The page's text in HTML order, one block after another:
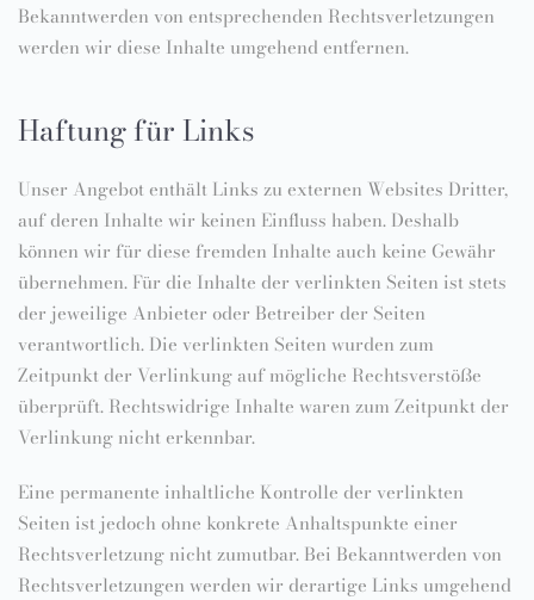
Bekanntwerden von entsprechenden Rechtsverletzungen
werden wir diese Inhalte umgehend entfernen.
Haftung für Links
Unser Angebot enthält Links zu externen Websites Dritter,
auf deren Inhalte wir keinen Einfluss haben. Deshalb
können wir für diese fremden Inhalte auch keine Gewähr
übernehmen. Für die Inhalte der verlinkten Seiten ist stets
der jeweilige Anbieter oder Betreiber der Seiten
verantwortlich. Die verlinkten Seiten wurden zum
Zeitpunkt der Verlinkung auf mögliche Rechtsverstöße
überprüft. Rechtswidrige Inhalte waren zum Zeitpunkt der
Verlinkung nicht erkennbar.
Eine permanente inhaltliche Kontrolle der verlinkten
Seiten ist jedoch ohne konkrete Anhaltspunkte einer
Rechtsverletzung nicht zumutbar. Bei Bekanntwerden von
Rechtsverletzungen werden wir derartige Links umgehend